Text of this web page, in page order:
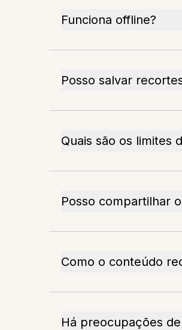
Funciona offline?
Posso salvar
Quais são os limites
Posso compartilhar
Como o conteúdo
Há preocupações